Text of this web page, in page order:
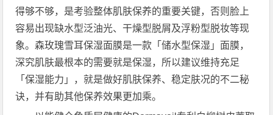
得够不够，是考验整体肌肤保养的重要关键，否则脸上
容易出现缺水型泛油光、干燥型脱屑及浮粉型脱妆等现
象。森玫瑰雪耳保湿面膜是一款「储水型保湿」面膜，
深究肌肤最根本的需要就是保湿，所以建议维持充足
「保湿能力」，就是做好肌肤保养、稳定肤况的不二秘
诀，并有助其他保养效果更加乘。